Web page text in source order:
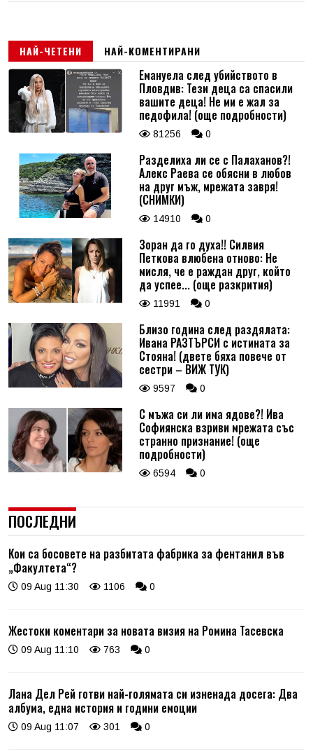
НАЙ-ЧЕТЕНИ НАЙ-КОМЕНТИРАНИ
Емануела след убийството в
Пловдив: Тези деца са спасили
вашите деца! Не ми е жал за
педофила! (още подробности)
81256 0
Разделиха ли се с Палаханов?!
Алекс Раева се обясни в любов
на друг мъж, мрежата завря!
(СНИМКИ)
14910 0
Зоран да го духа!! Силвия
Петкова влюбена отново: Не
мисля, че е раждан друг, който
да успее... (още разкрития)
11991 0
Близо година след раздялата:
Ивана РАЗТЪРСИ с истината за
Стояна! (двете бяха повече от
сестри – ВИЖ ТУК)
9597 0
С мъжа си ли има ядове?! Ива
Софиянска взриви мрежата със
странно признание! (още
подробности)
6594 0
ПОСЛЕДНИ
Кои са босовете на разбитата фабрика за фентанил във
„Факултета“?
09 Aug 11:30 1106 0
Жестоки коментари за новата визия на Ромина Тасевска
09 Aug 11:10 763 0
Лана Дел Рей готви най-голямата си изненада досега: Два
албума, една история и години емоции
09 Aug 11:07 301 0